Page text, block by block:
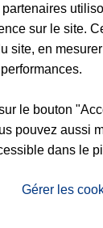
SUR
ET
partenaires
sur le site.
site, en
le bouton
pouvez aussi
dans le
Gérer les